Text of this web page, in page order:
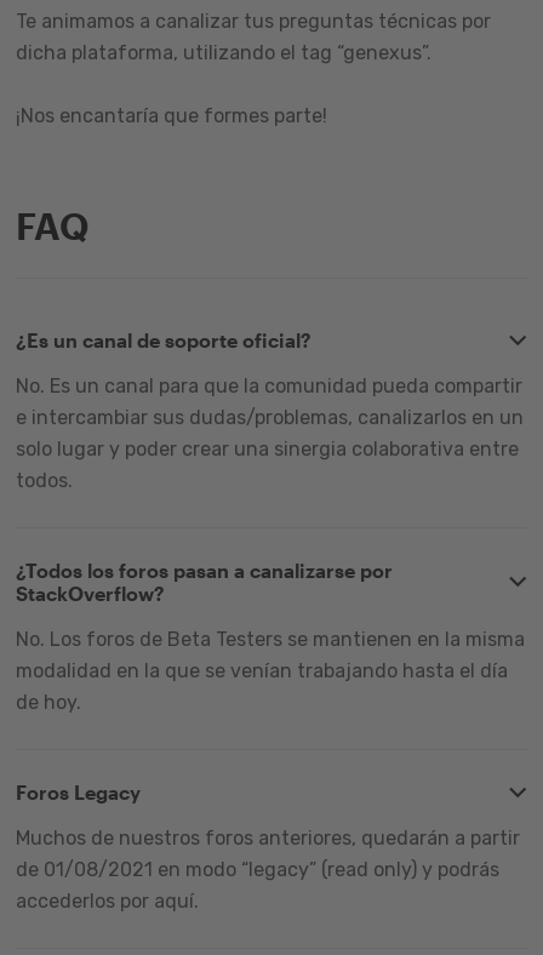
Te animamos a canalizar tus preguntas técnicas por
dicha plataforma, utilizando el tag “genexus”.
¡Nos encantaría que formes parte!
FAQ
¿Es un canal de soporte oficial?
No. Es un canal para que la comunidad pueda compartir
e intercambiar sus dudas/problemas, canalizarlos en un
solo lugar y poder crear una sinergia colaborativa entre
todos.
¿Todos los foros pasan a canalizarse por
StackOverflow?
No. Los foros de Beta Testers se mantienen en la misma
modalidad en la que se venían trabajando hasta el día
de hoy.
Foros Legacy
Muchos de nuestros foros anteriores, quedarán a partir
de 01/08/2021 en modo “legacy” (read only) y podrás
accederlos por aquí.